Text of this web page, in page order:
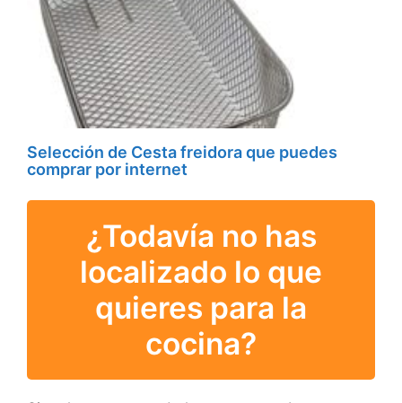
Selección de Cesta freidora que puedes
comprar por internet
¿Todavía no has
localizado lo que
quieres para la
cocina?